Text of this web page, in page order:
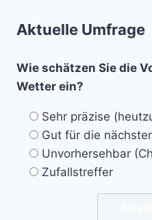
Aktuelle Umfrage
Wie schätzen Sie die
Wetter ein?
Sehr präzise
Gut für die
Unvorhersehbar
Zufallstreffer